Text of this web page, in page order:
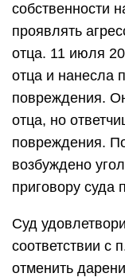
собственности
проявлять
отца. 11 июля
отца и нанесла
повреждения.
отца, но
повреждения.
возбуждено
приговору суда
Суд
соответствии с
отменить